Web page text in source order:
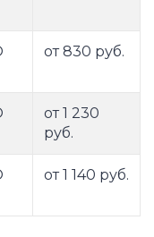
от 830 руб.
от 1 230
руб.
от 1 140 руб.